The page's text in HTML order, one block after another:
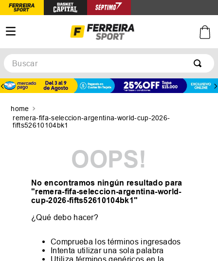
Buscar
remera-fifa-seleccion-argentina-world-cup-2026-
fifts52610104bk1
OOPS!
No encontramos ningún resultado para
"remera-fifa-seleccion-argentina-world-
cup-2026-fifts52610104bk1"
¿Qué debo hacer?
Comprueba los términos ingresados
Intenta utilizar una sola palabra
Utiliza términos genéricos en la
TÉRMINOS MÁS BUSCADOS
2.
zapatillas
zapatillas mujer
zapatillas adidas